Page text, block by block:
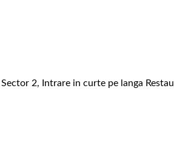
2, Intrare in curte pe langa